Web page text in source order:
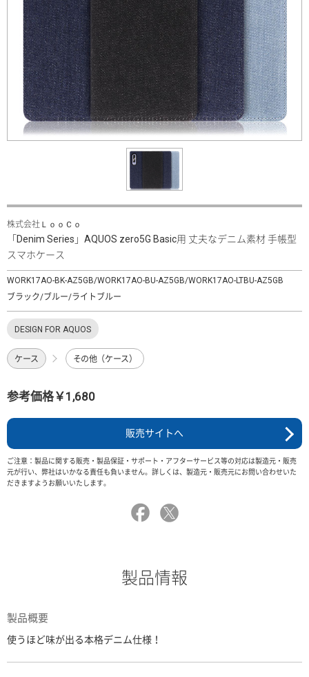
株式会社ＬｏｏＣｏ
「Denim Series」AQUOS zero5G Basic用 丈夫なデニム素材 手帳型
スマホケース
WORK17AO-BK-AZ5GB/WORK17AO-BU-AZ5GB/WORK17AO-LTBU-AZ5GB
ブラック/ブルー/ライトブルー
DESIGN FOR AQUOS
ケース その他（ケース）
参考価格￥1,680
販売サイトへ
ご注意：製品に関する販売・製品保証・サポート・アフターサービス等の対応は製造元・販売
元が行い、弊社はいかなる責任も負いません。詳しくは、製造元・販売元にお問い合わせいた
だきますようお願いいたします。
製品情報
製品概要
使うほど味が出る本格デニム仕様！